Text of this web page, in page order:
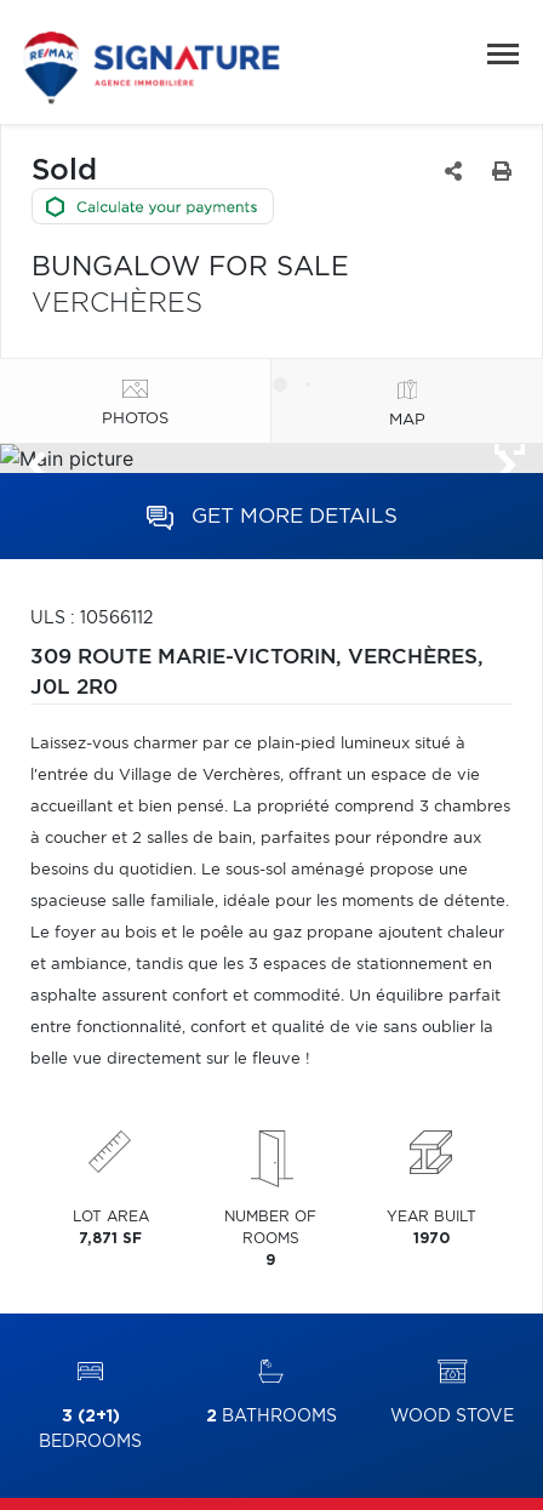
Sold
BUNGALOW FOR SALE
VERCHÈRES
PHOTOS MAP
GET MORE DETAILS
ULS : 10566112
309 ROUTE MARIE-VICTORIN, VERCHÈRES,
J0L 2R0
Laissez-vous charmer par ce plain-pied lumineux situé à
l'entrée du Village de Verchères, offrant un espace de vie
accueillant et bien pensé. La propriété comprend 3 chambres
à coucher et 2 salles de bain, parfaites pour répondre aux
besoins du quotidien. Le sous-sol aménagé propose une
spacieuse salle familiale, idéale pour les moments de détente.
Le foyer au bois et le poêle au gaz propane ajoutent chaleur
et ambiance, tandis que les 3 espaces de stationnement en
asphalte assurent confort et commodité. Un équilibre parfait
entre fonctionnalité, confort et qualité de vie sans oublier la
belle vue directement sur le fleuve !
LOT AREA
7,871 SF
NUMBER OF
ROOMS
9
YEAR BUILT
1970
3 (2+1)
BEDROOMS
2BATHROOMS WOOD STOVE